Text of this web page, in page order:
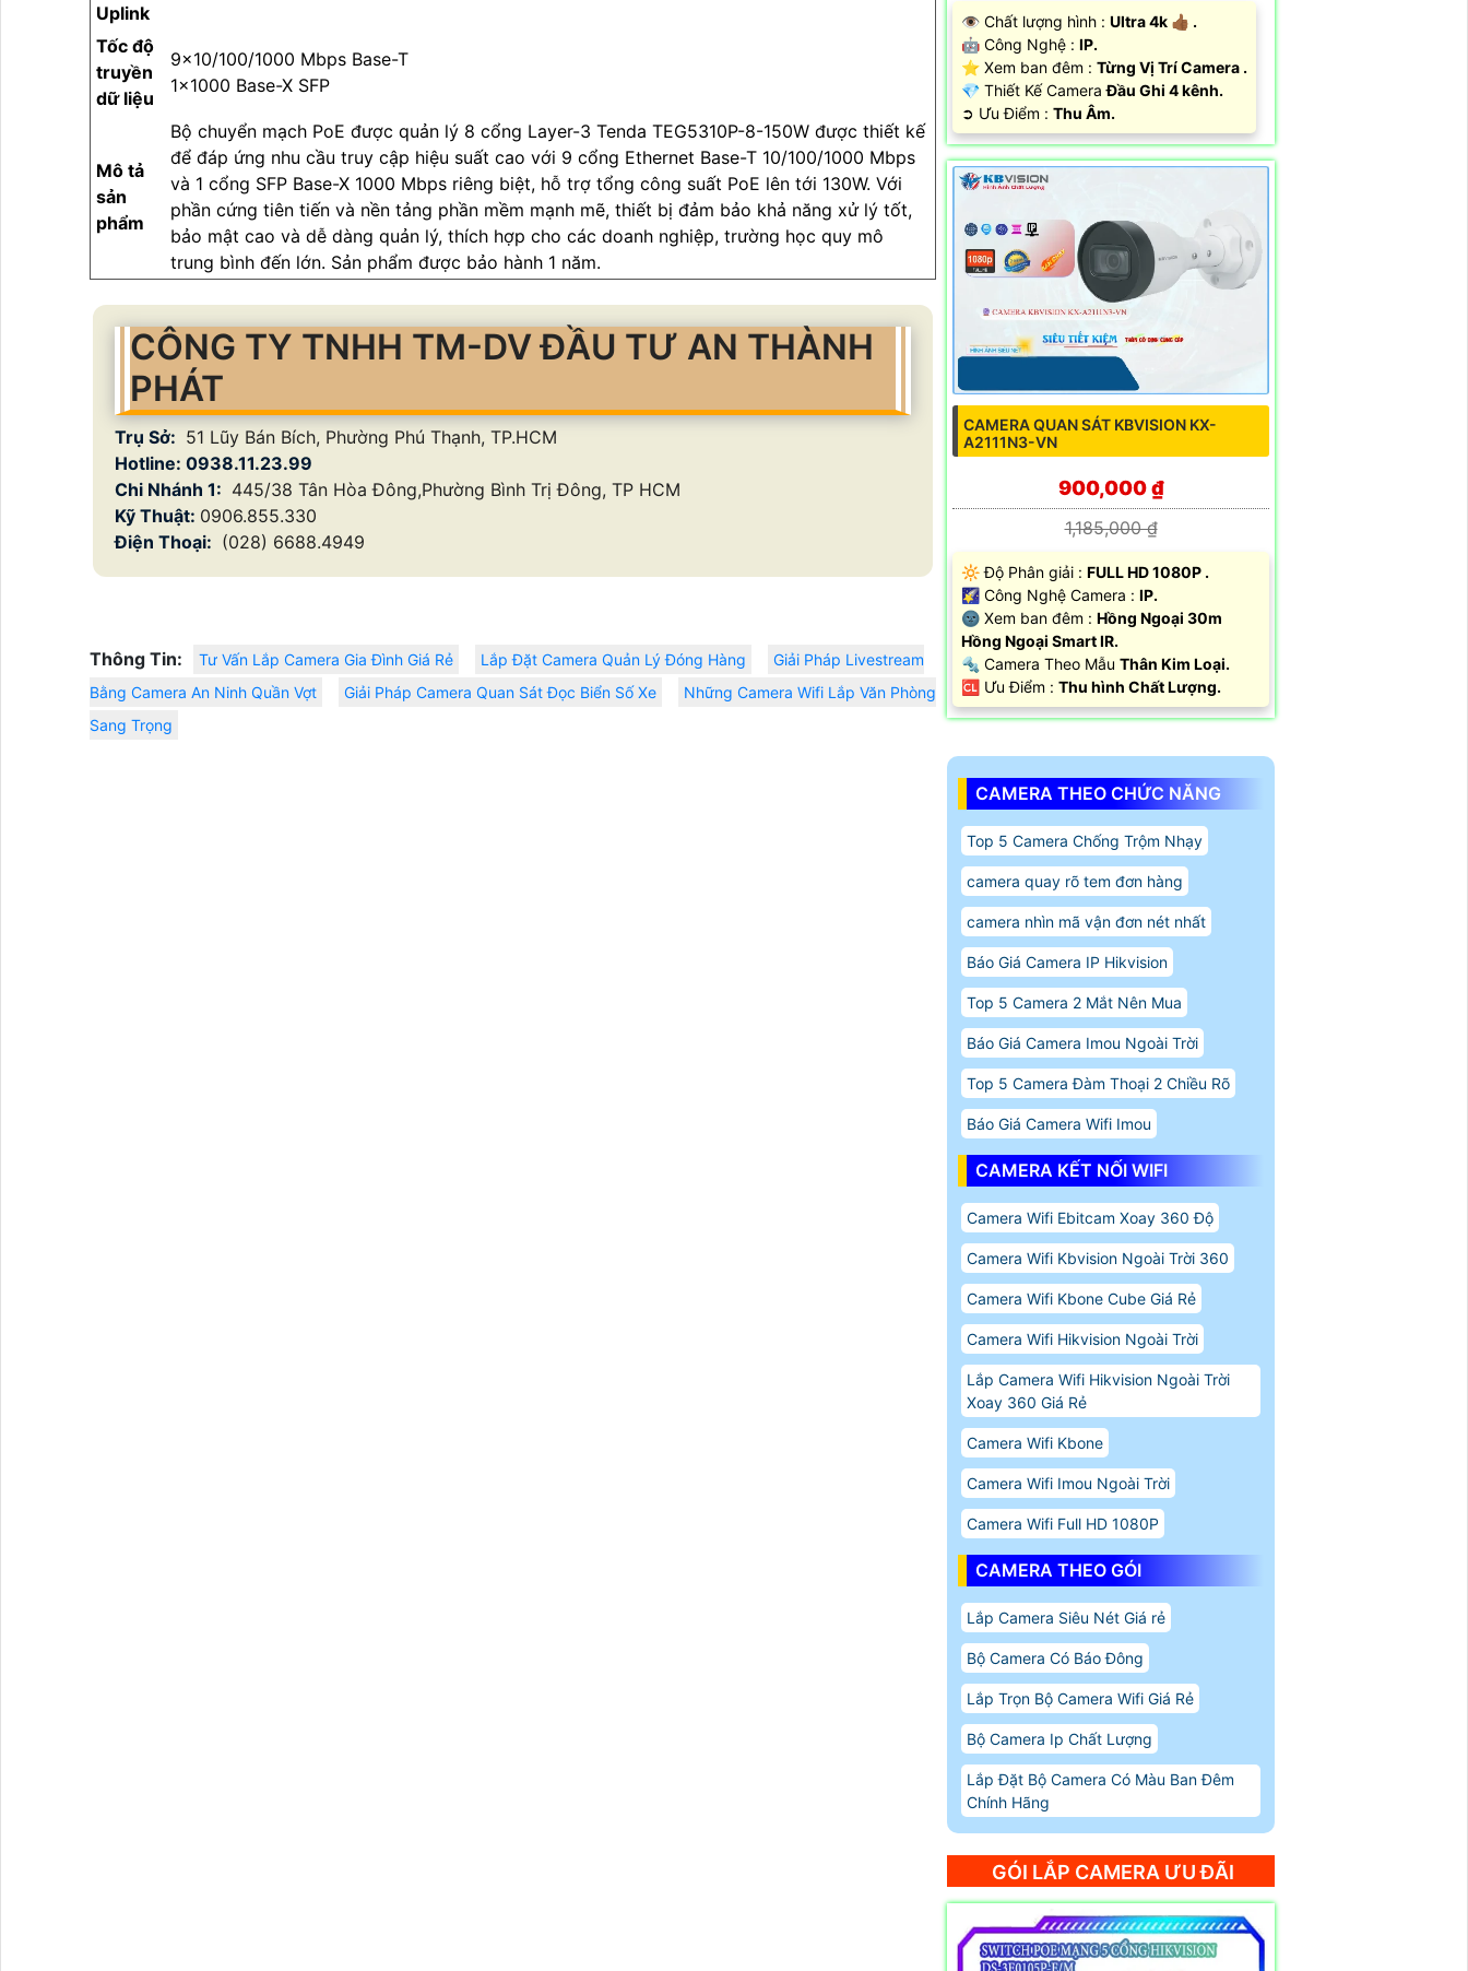
Uplink
Tốc độ
truyền
dữ liệu
9×10/100/1000 Mbps Base-T
1×1000 Base-X SFP
Mô tả
sản
phẩm
Bộ chuyển mạch PoE được quản lý 8 cổng Layer-3 Tenda TEG5310P-8-150W được thiết kế
để đáp ứng nhu cầu truy cập hiệu suất cao với 9 cổng Ethernet Base-T 10/100/1000 Mbps
và 1 cổng SFP Base-X 1000 Mbps riêng biệt, hỗ trợ tổng công suất PoE lên tới 130W. Với
phần cứng tiên tiến và nền tảng phần mềm mạnh mẽ, thiết bị đảm bảo khả năng xử lý tốt,
bảo mật cao và dễ dàng quản lý, thích hợp cho các doanh nghiệp, trường học quy mô
trung bình đến lớn. Sản phẩm được bảo hành 1 năm.
CÔNG TY TNHH TM-DV ĐẦU TƯ AN THÀNH
PHÁT
Trụ Sở: 51 Lũy Bán Bích, Phường Phú Thạnh, TP.HCM
Hotline: 0938.11.23.99
Chi Nhánh 1: 445/38 Tân Hòa Đông,Phường Bình Trị Đông, TP HCM
Kỹ Thuật: 0906.855.330
Điện Thoại: (028) 6688.4949
Thông Tin: Tư Vấn Lắp Camera Gia Đình Giá Rẻ Lắp Đặt Camera Quản Lý Đóng Hàng
Giải Pháp Livestream
Bằng Camera An Ninh Quần Vợt
Giải Pháp Camera Quan Sát Đọc Biển Số Xe
Những Camera Wifi Lắp Văn Phòng
Sang Trọng
👁 Chất lượng hình : Ultra 4k 👍🏾 .
🤖️ Công Nghệ : IP.
⭐ Xem ban đêm : Từng Vị Trí Camera .
💎 Thiết Kế CameraĐầu Ghi 4 kênh.
️➲ Ưu Điểm : Thu Âm.
CAMERA QUAN SÁT KBVISION KX-
A2111N3-VN
900,000 ₫
1,185,000 ₫
🔆 Độ Phân giải : FULL HD 1080P .
🌠 Công Nghệ Camera : IP.
🌚 Xem ban đêm : Hồng Ngoại 30m
Hồng Ngoại Smart IR.
🔩 Camera Theo Mẫu Thân Kim Loại.
️🆑 Ưu Điểm : Thu hình Chất Lượng.
CAMERA THEO CHỨC NĂNG
Top 5 Camera Chống Trộm Nhạy
camera quay rõ tem đơn hàng
camera nhìn mã vận đơn nét nhất
Báo Giá Camera IP Hikvision
Top 5 Camera 2 Mắt Nên Mua
Báo Giá Camera Imou Ngoài Trời
Top 5 Camera Đàm Thoại 2 Chiều Rõ
Báo Giá Camera Wifi Imou
CAMERA KẾT NỐI WIFI
Camera Wifi Ebitcam Xoay 360 Độ
Camera Wifi Kbvision Ngoài Trời 360
Camera Wifi Kbone Cube Giá Rẻ
Camera Wifi Hikvision Ngoài Trời
Lắp Camera Wifi Hikvision Ngoài Trời
Xoay 360 Giá Rẻ
Camera Wifi Kbone
Camera Wifi Imou Ngoài Trời
Camera Wifi Full HD 1080P
CAMERA THEO GÓI
Lắp Camera Siêu Nét Giá rẻ
Bộ Camera Có Báo Đông
Lắp Trọn Bộ Camera Wifi Giá Rẻ
Bộ Camera Ip Chất Lượng
Lắp Đặt Bộ Camera Có Màu Ban Đêm
Chính Hãng
GÓI LẮP CAMERA ƯU ĐÃI